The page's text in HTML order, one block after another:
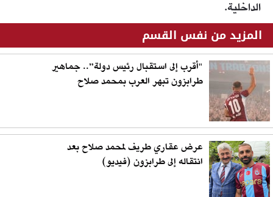
الداخلية.
المزيد من نفس القسم
"أقرب إلى استقبال رئيس دولة”.. جماهير
طرابزون تبهر العرب بمحمد صلاح
عرض عقاري طريف لمحمد صلاح بعد
انتقاله إلى طرابزون (فيديو)